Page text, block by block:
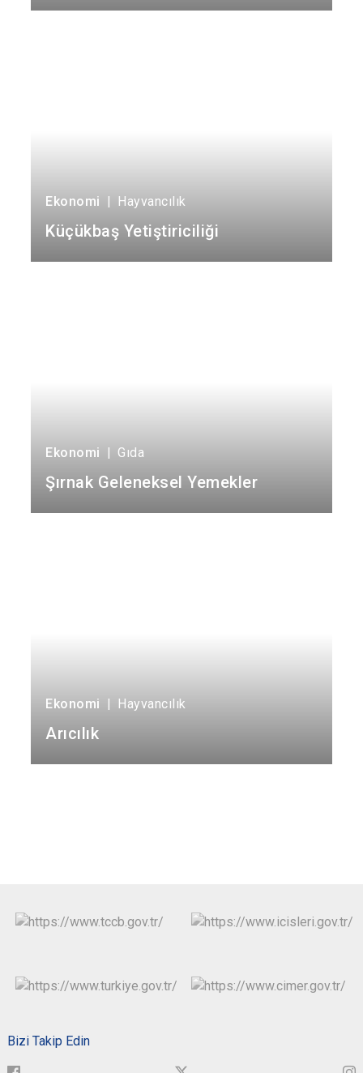
Ekonomi | Hayvancılık
Küçükbaş Yetiştiriciliği
Ekonomi | Gıda
Şırnak Geleneksel Yemekler
Ekonomi | Hayvancılık
Arıcılık
Bizi Takip Edin